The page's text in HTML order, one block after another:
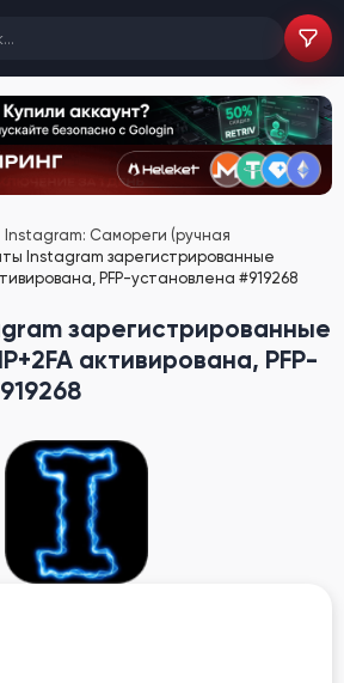
Instagram: Самореги (ручная
Instagram зарегистрированные
PFP-установлена #919268
зарегистрированные
активирована, PFP-